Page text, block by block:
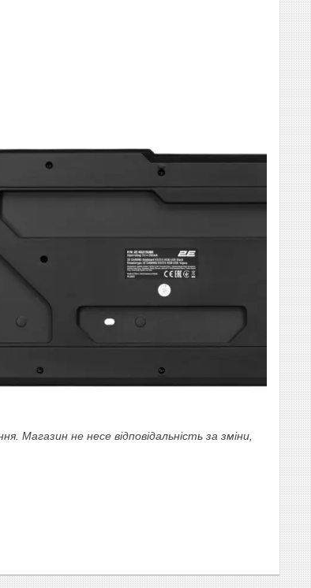
не несе відповідальність за зміни,